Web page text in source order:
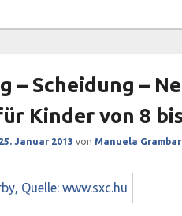
– Scheidung –
Kinder von 8
25. Januar 2013 von Manuela